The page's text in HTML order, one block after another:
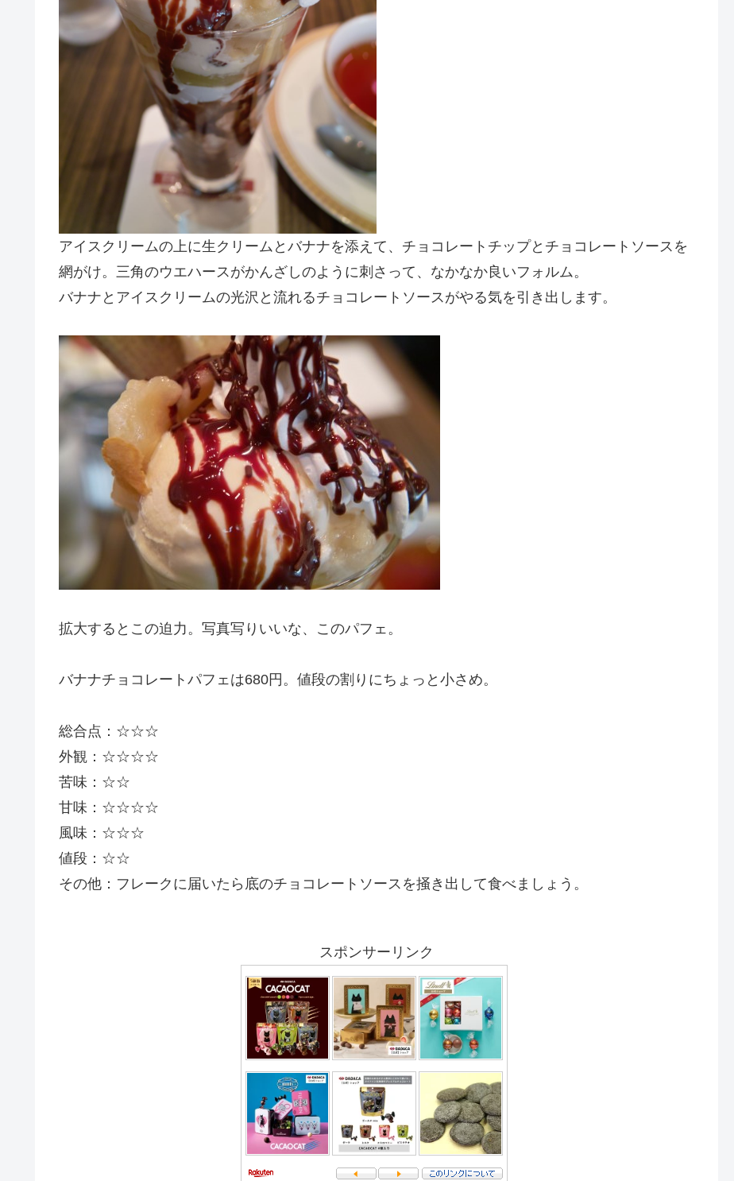
アイスクリームの上に生クリームとバナナを添えて、チョコレートチップとチョコレートソースを
網がけ。三角のウエハースがかんざしのように刺さって、なかなか良いフォルム。
バナナとアイスクリームの光沢と流れるチョコレートソースがやる気を引き出します。
拡大するとこの迫力。写真写りいいな、このパフェ。
バナナチョコレートパフェは680円。値段の割りにちょっと小さめ。
総合点：☆☆☆
外観：☆☆☆☆
苦味：☆☆
甘味：☆☆☆☆
風味：☆☆☆
値段：☆☆
その他：フレークに届いたら底のチョコレートソースを掻き出して食べましょう。
スポンサーリンク